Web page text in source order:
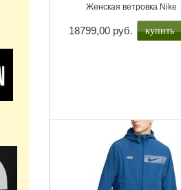
Женская ветровка Nike
18799,00 руб. купить